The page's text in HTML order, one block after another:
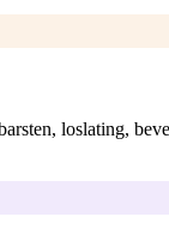
loslating,